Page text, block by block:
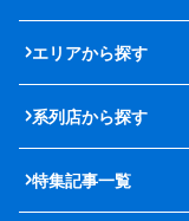
エリアから探す
系列店から探す
特集記事一覧